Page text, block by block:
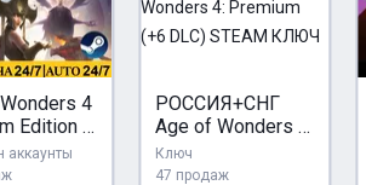
4
Edition +
|
РОССИЯ+СНГ
Age of Wonders 4:
Premium (+6 DLC)
STEAM КЛЮЧ
Ключ
47 продаж